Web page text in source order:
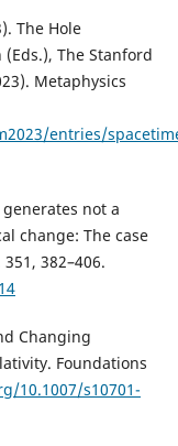
The Hole
The Stanford
Metaphysics
entries/
not a
change: The case
382–406.
Changing
Foundations
10.1007/s10701-